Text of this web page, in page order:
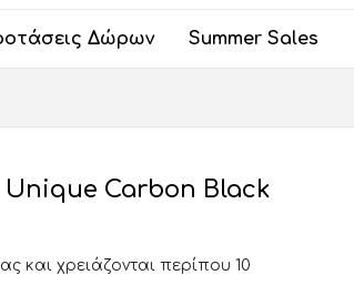
Δώρων Summer Sales
Carbon Black
και χρειάζονται περίπου 10